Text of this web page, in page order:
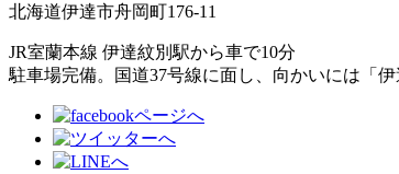
北海道伊達市舟岡町176-11
JR室蘭本線 伊達紋別駅から車で10分
駐車場完備。国道37号線に面し、向かいには「